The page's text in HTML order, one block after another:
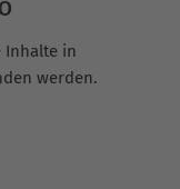
Inhalte in
werden.